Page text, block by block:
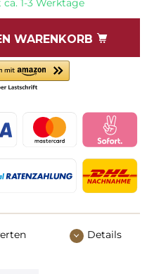
1-3 Werktage
WARENKORB
Details